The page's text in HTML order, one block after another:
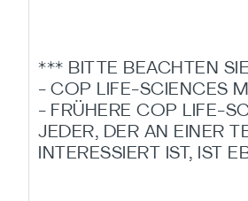
*** BITTE BEACHTEN
- COP LIFE-SCIENCES
- FRÜHERE COP LIFE-
JEDER, DER AN EINER
INTERESSIERT IST, IST